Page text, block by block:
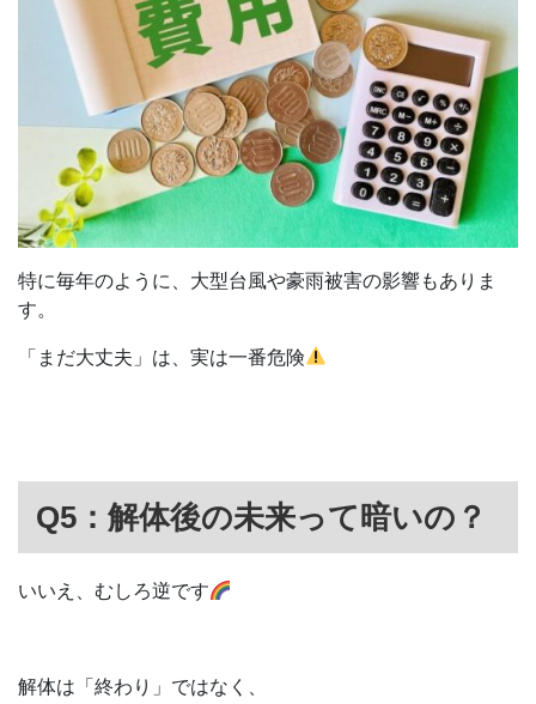
特に毎年のように、大型台風や豪雨被害の影響もありま
す。
「まだ大丈夫」は、実は一番危険
Q5：解体後の未来って暗いの？
いいえ、むしろ逆です
解体は「終わり」ではなく、